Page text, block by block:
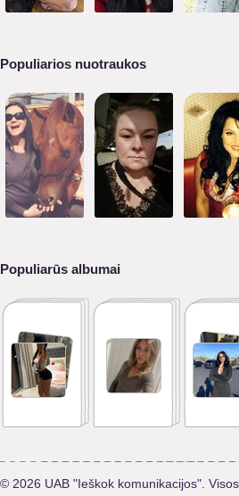
Populiarios nuotraukos
Populiarūs albumai
© 2026 UAB "Ieškok komunikacijos".